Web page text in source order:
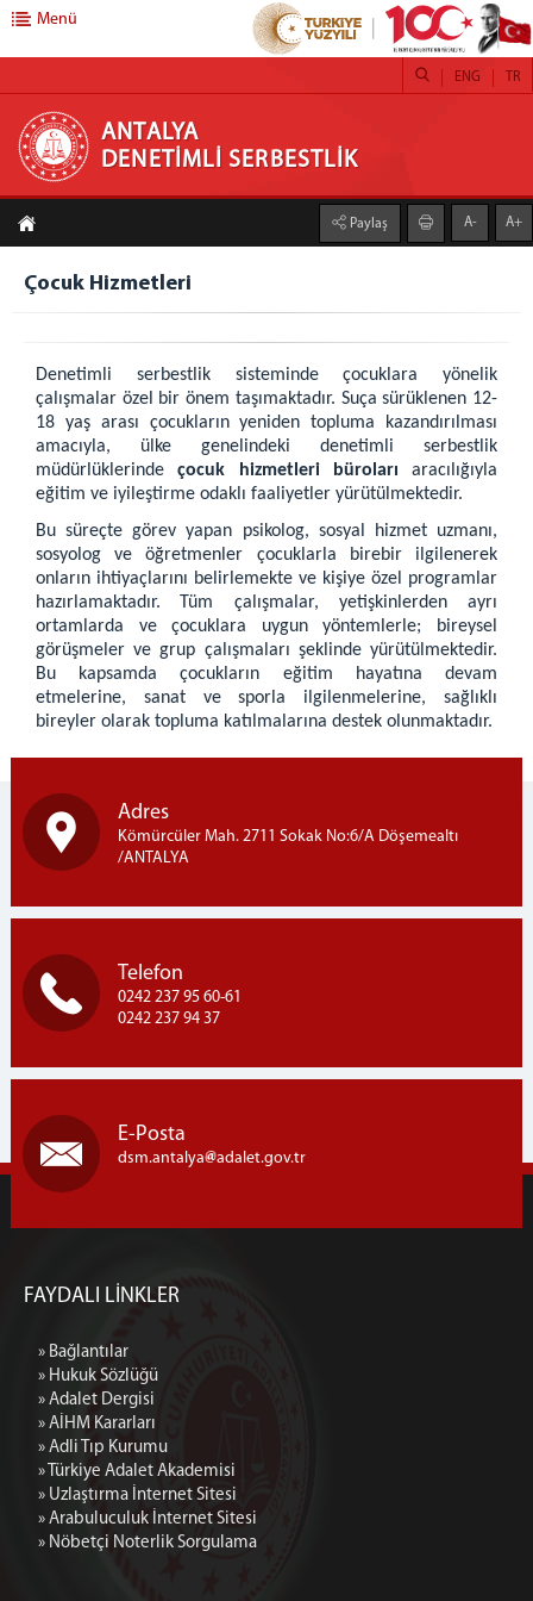
ANTALYA DENETİMLİ SERBESTLİK
DENETİMLİ SERBESTLİK
FAALİYETLERİMİZ
Adalet Ormanları
Kamu Yararına Çalışma
Koruma Kurulları
Çocuk Hizmetleri
Elektronik İzleme
İyileştirme Çalıştırmaları
Manevi Rehberlik
PROJELER
Genel Bilgi
Tamamlanan Projeler
Güncel Projeler
BİZDEN HABERLER
GÖNÜLLÜ OL
Menü
ANTALYA
DENETİMLİ SERBESTLİK
TR
ENG
Paylaş A- A+
Çocuk Hizmetleri
Denetimli serbestlik sisteminde çocuklara yönelik
çalışmalar özel bir önem taşımaktadır. Suça sürüklenen 12-
18 yaş arası çocukların yeniden topluma kazandırılması
amacıyla, ülke genelindeki denetimli serbestlik
müdürlüklerindeçocuk hizmetleri büroları aracılığıyla
eğitim ve iyileştirme odaklı faaliyetler yürütülmektedir.
Bu süreçte görev yapan psikolog, sosyal hizmet uzmanı,
sosyolog ve öğretmenler çocuklarla birebir ilgilenerek
onların ihtiyaçlarını belirlemekte ve kişiye özel programlar
hazırlamaktadır.
Tüm çalışmalar, yetişkinlerden ayrı
ortamlarda ve çocuklara uygun yöntemlerle; bireysel
görüşmeler ve grup çalışmaları şeklinde yürütülmektedir.
Bu kapsamda çocukların eğitim hayatına devam
etmelerine, sanat ve sporla ilgilenmelerine, sağlıklı
bireyler olarak topluma katılmalarına destek olunmaktadır.
Adres
Kömürcüler Mah. 2711 Sokak No:6/A Döşemealtı
/ANTALYA
Telefon
0242 237 95 60-61
0242 237 94 37
E-Posta
dsm.antalya adalet.gov.tr
FAYDALI LİNKLER
» Bağlantılar
» Hukuk Sözlüğü
» Adalet Dergisi
» AİHM Kararları
» Adli Tıp Kurumu
» Türkiye Adalet Akademisi
» Uzlaştırma İnternet Sitesi
» Arabuluculuk İnternet Sitesi
» Nöbetçi Noterlik Sorgulama